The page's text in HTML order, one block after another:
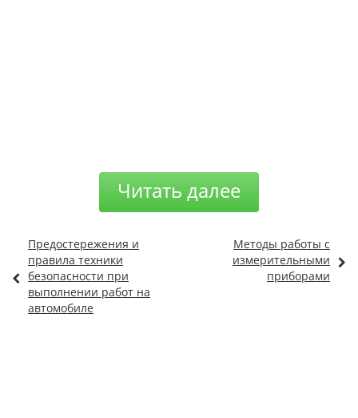
Читать далее
Предостережения и
правила техники
безопасности при
выполнении работ на
автомобиле
Методы работы с
измерительными
приборами